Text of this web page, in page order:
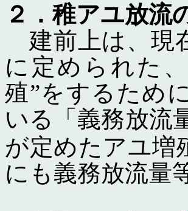
２．稚アユ放流
建前上は、現
に定められた
殖”をするため
いる「義務放流
が定めたアユ増
にも義務放流量